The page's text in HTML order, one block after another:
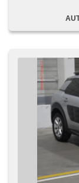
Vorderlichter
Scheiben,
Ausziehbare
deska, wifi
desce.